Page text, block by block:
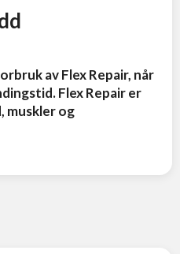
av Flex Repair, når
Flex Repair er
muskler og